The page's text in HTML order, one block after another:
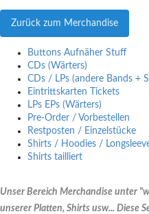
Zurück zum Merchandise
Buttons Aufnäher Stuff
CDs (Wärters)
CDs / LPs (andere Bands +
Eintrittskarten Tickets
LPs EPs (Wärters)
Pre-Order / Vorbestellen
Restposten / Einzelstücke
Shirts / Hoodies /
Shirts tailliert
Unser Bereich Merchandise unter
unserer Platten, Shirts usw... Diese